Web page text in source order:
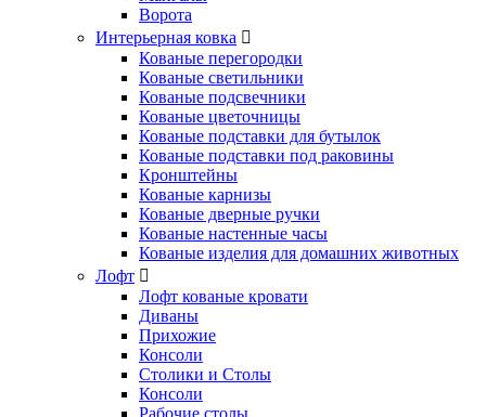
Ворота
Интерьерная ковка
Кованые перегородки
Кованые светильники
Кованые подсвечники
Кованые цветочницы
Кованые подставки для бутылок
Кованые подставки под раковины
Кронштейны
Кованые карнизы
Кованые дверные ручки
Кованые настенные часы
Кованые изделия для домашних животных
Лофт
Лофт кованые кровати
Диваны
Прихожие
Консоли
Столики и Столы
Консоли
Рабочие столы